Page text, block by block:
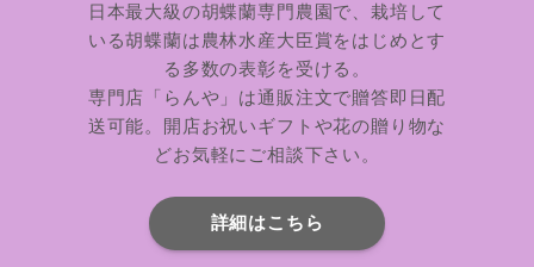
日本最大級の胡蝶蘭専門農園で、栽培して
いる胡蝶蘭は農林水産大臣賞をはじめとす
る多数の表彰を受ける。
専門店「らんや」は通販注文で贈答即日配
送可能。開店お祝いギフトや花の贈り物な
どお気軽にご相談下さい。
詳細はこちら